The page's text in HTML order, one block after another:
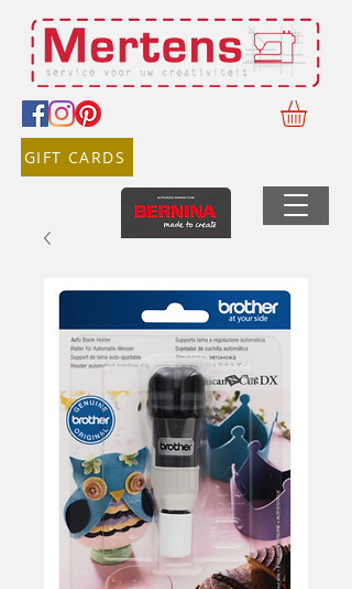
GIFT CARDS